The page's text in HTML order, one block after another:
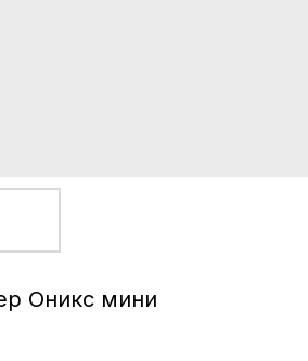
Оникс мини